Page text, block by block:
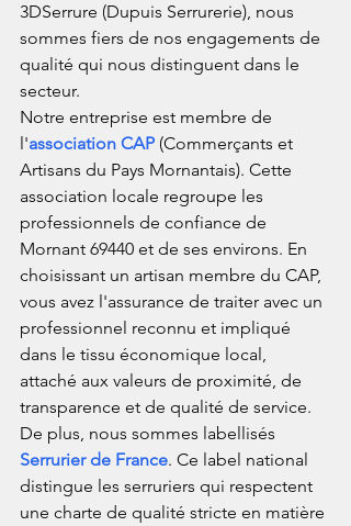
3DSerrure (Dupuis Serrurerie), nous
sommes fiers de nos engagements de
qualité qui nous distinguent dans le
secteur.
Notre entreprise est membre de
l'association CAP (Commerçants et
Artisans du Pays Mornantais). Cette
association locale regroupe les
professionnels de confiance de
Mornant 69440 et de ses environs. En
choisissant un artisan membre du CAP,
vous avez l'assurance de traiter avec un
professionnel reconnu et impliqué
dans le tissu économique local,
attaché aux valeurs de proximité, de
transparence et de qualité de service.
De plus, nous sommes labellisés
Serrurier de France. Ce label national
distingue les serruriers qui respectent
une charte de qualité stricte en matière